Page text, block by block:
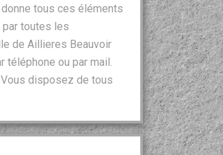
tous ces éléments
toutes les
de Aillieres Beauvoir
téléphone ou par mail.
disposez de tous